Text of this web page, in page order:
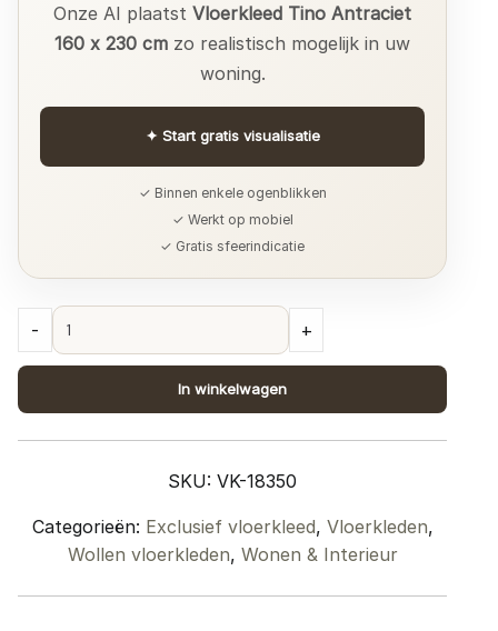
Onze AI plaatst Vloerkleed Tino Antraciet
160 x 230 cm zo realistisch mogelijk in uw
woning.
✦ Start gratis visualisatie
✓ Binnen enkele ogenblikken
✓ Werkt op mobiel
✓ Gratis sfeerindicatie
Antraciet
160
cm
- +
In winkelwagen
SKU: VK-18350
Categorieën: Exclusief vloerkleed, Vloerkleden,
Wollen vloerkleden, Wonen & Interieur